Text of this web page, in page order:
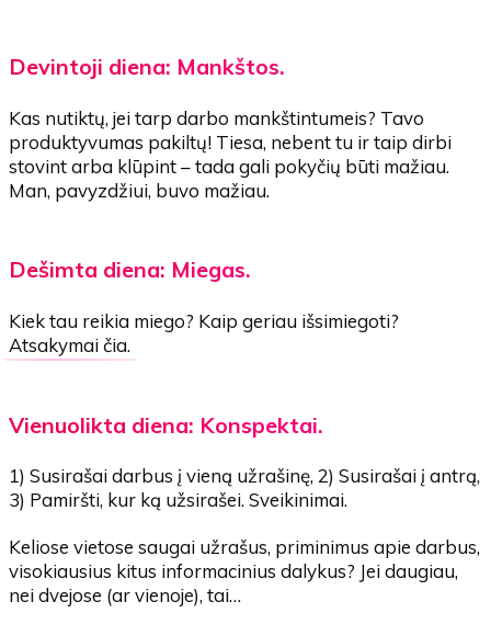
Devintoji diena: Mankštos.
Kas nutiktų, jei tarp darbo mankštintumeis? Tavo
produktyvumas pakiltų! Tiesa, nebent tu ir taip dirbi
stovint arba klūpint – tada gali pokyčių būti mažiau.
Man, pavyzdžiui, buvo mažiau.
Dešimta diena: Miegas.
Kiek tau reikia miego? Kaip geriau išsimiegoti?
Atsakymai čia.
Vienuolikta diena: Konspektai.
1) Susirašai darbus į vieną užrašinę, 2) Susirašai į antrą,
3) Pamiršti, kur ką užsirašei. Sveikinimai.
Keliose vietose saugai užrašus, priminimus apie darbus,
visokiausius kitus informacinius dalykus? Jei daugiau,
nei dvejose (ar vienoje), tai…